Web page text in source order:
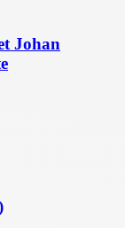
Johan